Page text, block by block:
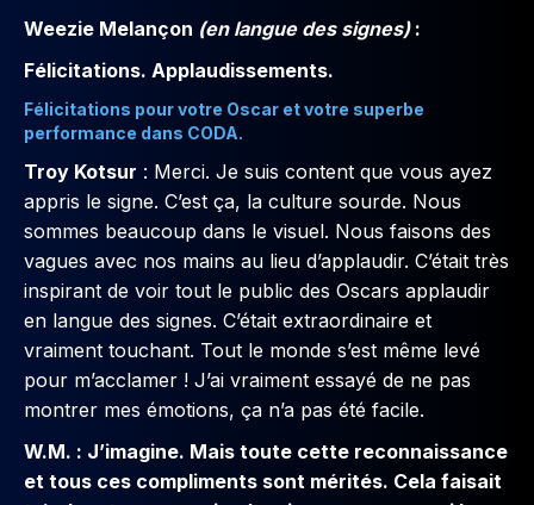
Weezie Melançon (en langue des signes) :
Félicitations. Applaudissements.
Félicitations pour votre Oscar et votre superbe
performance dans CODA.
Troy Kotsur : Merci. Je suis content que vous ayez
appris le signe. C’est ça, la culture sourde. Nous
sommes beaucoup dans le visuel. Nous faisons des
vagues avec nos mains au lieu d’applaudir. C’était très
inspirant de voir tout le public des Oscars applaudir
en langue des signes. C’était extraordinaire et
vraiment touchant. Tout le monde s’est même levé
pour m’acclamer ! J’ai vraiment essayé de ne pas
montrer mes émotions, ça n’a pas été facile.
W.M. : J’imagine. Mais toute cette reconnaissance
et tous ces compliments sont mérités. Cela faisait